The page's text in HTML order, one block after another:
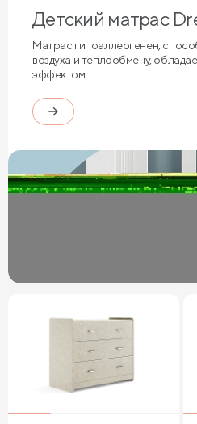
Детский матрас
Матрас гипоаллергенен,
воздуха и теплообмену,
эффектом